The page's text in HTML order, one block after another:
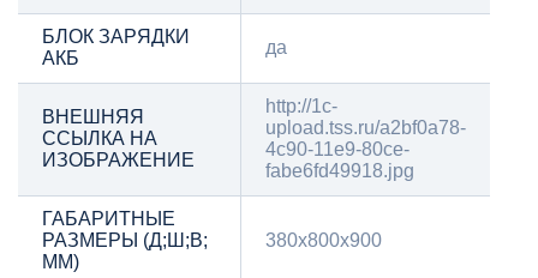
БЛОК ЗАРЯДКИ
АКБ
да
ВНЕШНЯЯ
ССЫЛКА НА
ИЗОБРАЖЕНИЕ
http://1c-
upload.tss.ru/a2bf0a78-
4c90-11e9-80ce-
fabe6fd49918.jpg
ГАБАРИТНЫЕ
РАЗМЕРЫ (Д;Ш;В;
ММ)
380х800х900